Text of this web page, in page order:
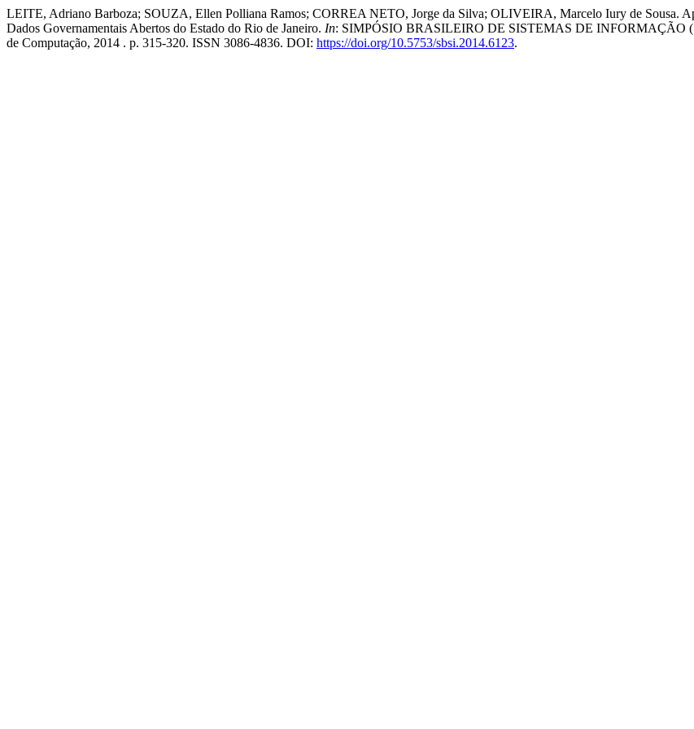
LEITE, Adriano Barboza; SOUZA, Ellen Polliana Ramos; CORREA NETO, Jorge da Silva; OLIVEIRA, Marcelo Iury de Sousa.
Dados Governamentais Abertos do Estado do Rio de Janeiro. In: SIMPÓSIO BRASILEIRO DE SISTEMAS DE INFORMAÇÃO
de Computação, 2014 . p. 315-320. ISSN 3086-4836. DOI: https://doi.org/10.5753/sbsi.2014.6123.